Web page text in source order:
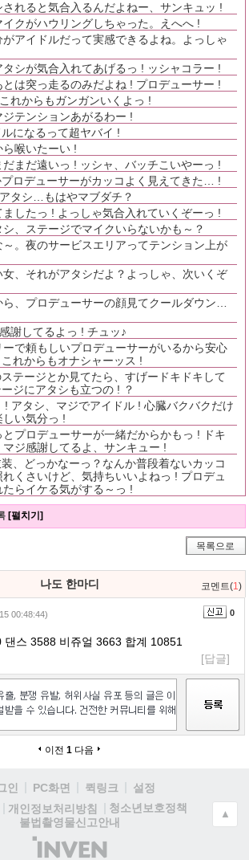
れると気合入るんだよねー、サンキュッ !
クがハウリングしちゃった。えへへ !
アイドルだって実感できるよね。よっしゃ
シが気合入れてあげるっ ! ッシャコラー !
は突っ走るのみだよね ! プロデューサー !
れからもガンガンいくよっ !
テンションあがるわー !
になるって超ヤバイ !
喉いたーい !
まだ遠いっ ! ッシャ、バッチこいやーっ !
ロデューサーがカッコよく見えてきた… !
タシ…もはやマブダチ？
したっ ! よっしゃ気合入れていくぞーっ !
、ステージでマイクいらないかも～？
～。夜のサービスエリアってテンション上が
、それがアタシだよ？よっしゃ、次いくぞ
ら、プロデューサーの顔見てクールダウン…
謝してるよっ ! チュッ♪
で頼もしいプロデューサーがいるから安心
れからもオナシャーッス !
テージとか見てたら、すげードキドキして
ジにアタシも立つの ! ？
! アタシ、マジでアイドル ! 心臓バクバクだけ
しい気分っ !
プロデューサーが一緒だからかもっ ! ドキ
マジ感謝してるよ、サンキュー !
、どっかなーっ？なんか普段着ないカッコ
くさいけど、気持ちいいよねっ ! プロデュ
らイケる気がする～っ !
[펼치기]
목록으로
나도 한마디 코멘트(1)
00:48:44) 0
댄스 3588 비쥬얼 3663 합계 10851
[답글]
이전 1 다음
인 PC화면 퀵링크
설정
개인정보처리방침
청소년보호정책
불법촬영물신고안내
(주)
▲